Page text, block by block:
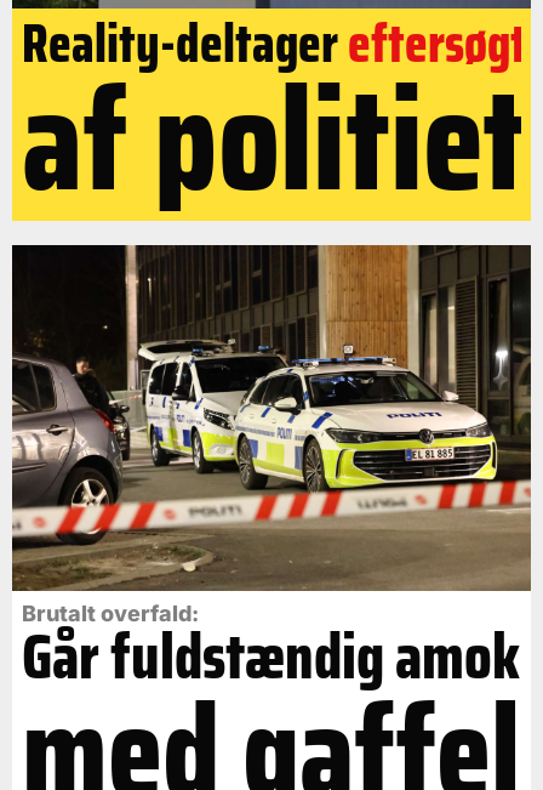
Reality-deltagereftersøgt
af politiet
Brutalt overfald:
Går fuldstændig amok